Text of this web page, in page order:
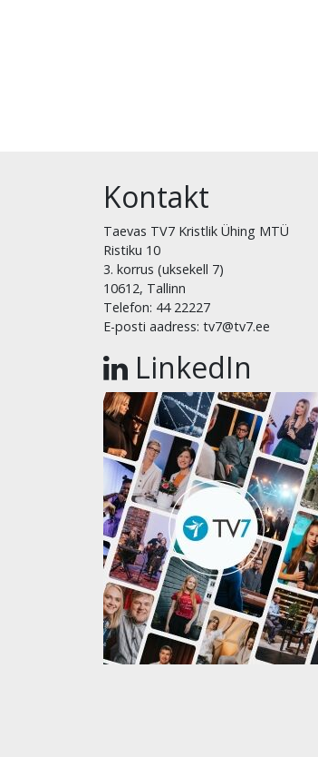
Kontakt
Taevas TV7 Kristlik Ühing MTÜ
Ristiku 10
3. korrus (uksekell 7)
10612, Tallinn
Telefon: 44 22227
E-posti aadress: tv7@tv7.ee
LinkedIn